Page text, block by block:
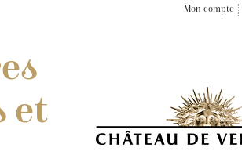
Mon compte
et